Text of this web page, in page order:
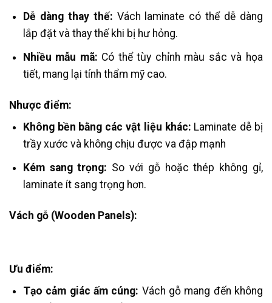
Dễ dàng thay thế: Vách laminate có thể dễ dàng
lắp đặt và thay thế khi bị hư hỏng.
Nhiều mẫu mã: Có thể tùy chỉnh màu sắc và họa
tiết, mang lại tính thẩm mỹ cao.
Nhược điểm:
Không bền bằng các vật liệu khác: Laminate dễ bị
trầy xước và không chịu được va đập mạnh​
Kém sang trọng: So với gỗ hoặc thép không gỉ,
laminate ít sang trọng hơn.
Vách gỗ (Wooden Panels):
Ưu điểm:
Tạo cảm giác ấm cúng: Vách gỗ mang đến không